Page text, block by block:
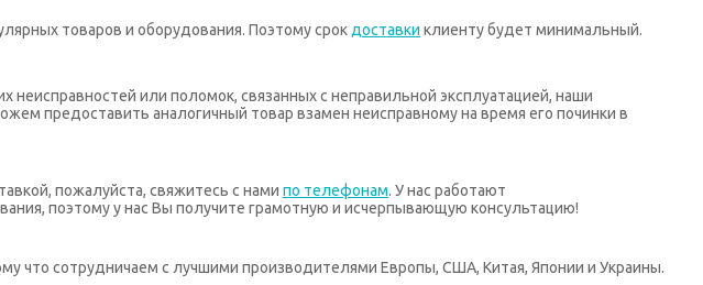
товаров и оборудования. Поэтому срокдоставки клиенту будет минимальный.
или поломок, связанных с неправильной эксплуатацией, наши
предоставить аналогичный товар взамен неисправному на время его починки в
пожалуйста, свяжитесь с нами по телефонам. У нас работают
поэтому у нас Вы получите грамотную и исчерпывающую консультацию!
что сотрудничаем с лучшими производителями Европы, США, Китая, Японии и Украины.